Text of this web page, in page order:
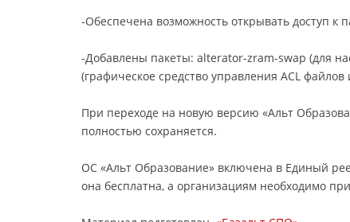
-Обеспечена возможность открывать доступ к
-Добавлены пакеты: alterator-zram-swap (для
(графическое средство управления ACL файлов
При переходе на новую версию «Альт
полностью сохраняется.
ОС «Альт Образование» включена в Единый
она бесплатна, а организациям необходимо